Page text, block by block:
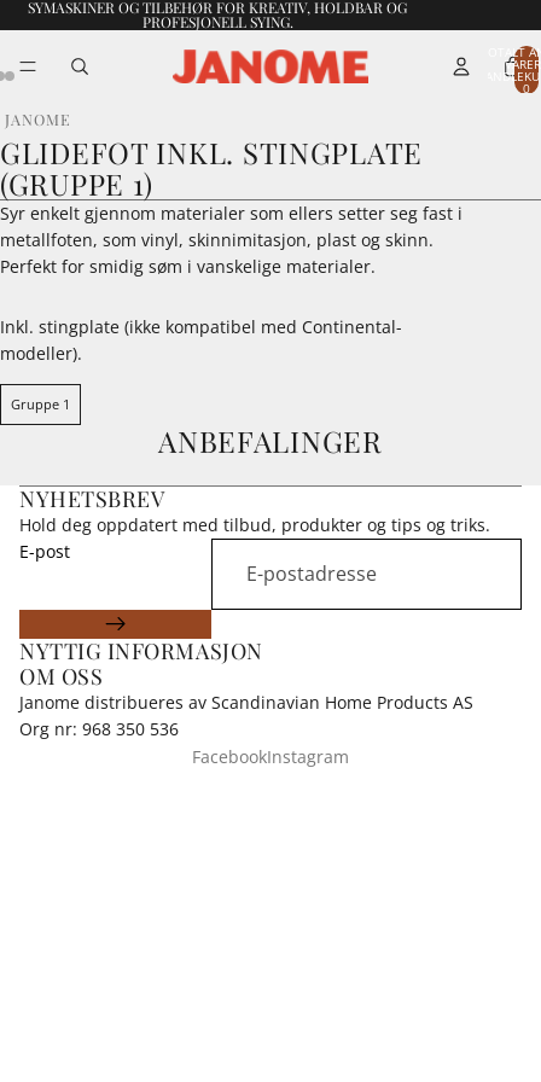
SYMASKINER OG TILBEHØR FOR KREATIV, HOLDBAR OG
PROFESJONELL SYING.
TOTALT
0
JANOME
GLIDEFOT INKL. STINGPLATE
(GRUPPE 1)
Syr enkelt gjennom materialer som ellers setter seg fast i
metallfoten, som vinyl, skinnimitasjon, plast og skinn.
Perfekt for smidig søm i vanskelige materialer.
Inkl. stingplate (ikke kompatibel med Continental-
modeller).
Gruppe 1
ANBEFALINGER
NYHETSBREV
Hold deg oppdatert med tilbud, produkter og tips og triks.
E-post
NYTTIG INFORMASJON
OM OSS
Janome distribueres av Scandinavian Home Products AS
Org nr: 968 350 536
FacebookInstagram